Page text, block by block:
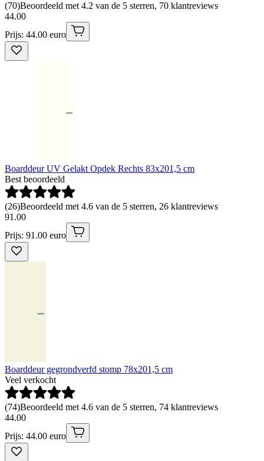
(70)Beoordeeld met 4.2 van de 5 sterren, 70 klantreviews
44.00
Prijs: 44.00 euro
Boarddeur UV Gelakt Opdek Rechts 83x201,5 cm
Best beoordeeld
(26)Beoordeeld met 4.6 van de 5 sterren, 26 klantreviews
91 .00
Prijs: 91.00 euro
Boarddeur gegrondverfd stomp 78x201,5 cm
Veel verkocht
(74)Beoordeeld met 4.6 van de 5 sterren, 74 klantreviews
44.00
Prijs: 44.00 euro